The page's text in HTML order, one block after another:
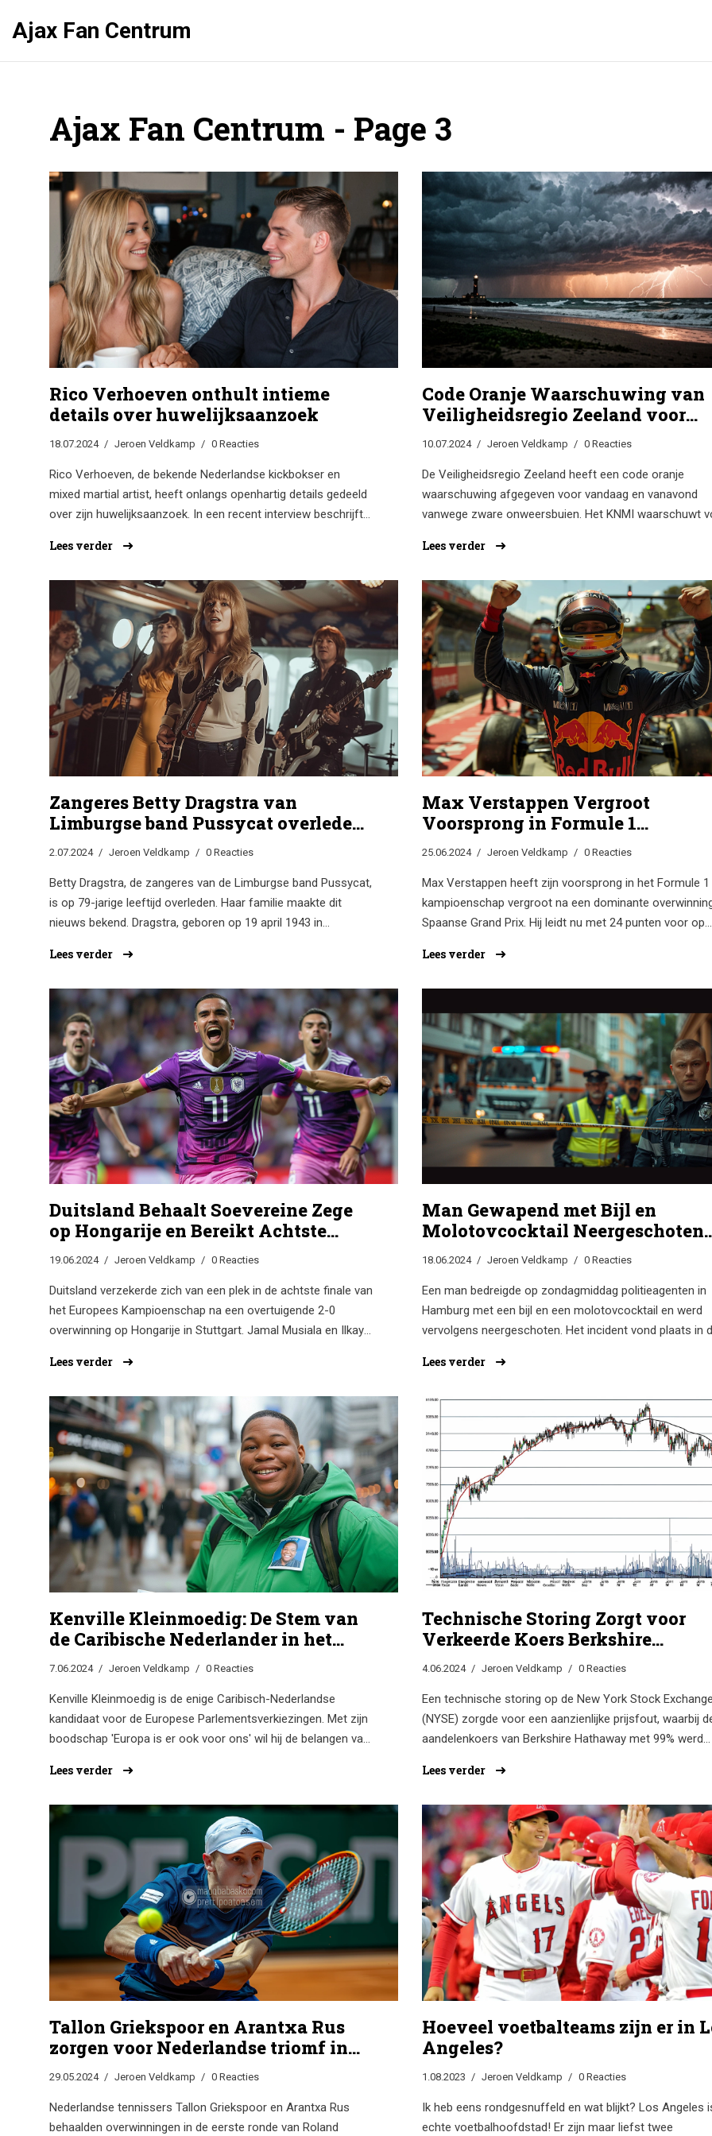
Ajax Fan Centrum
Ajax Fan Centrum - Page 3
Rico Verhoeven onthult intieme
details over huwelijksaanzoek
18.07.2024 Jeroen Veldkamp 0 Reacties
Rico Verhoeven, de bekende Nederlandse kickbokser en
mixed martial artist, heeft onlangs openhartig details gedeeld
over zijn huwelijksaanzoek. In een recent interview beschrijft
zijn aanzoek, wat een kijkje biedt in zijn persoonlijke leven en
Lees verder
Code Oranje Waarschuwing van
Veiligheidsregio Zeeland voor
Hevige Onweersbuien Vandaag
10.07.2024 Jeroen Veldkamp 0 Reacties
De Veiligheidsregio Zeeland heeft een code oranje
waarschuwing afgegeven voor vandaag en vanavond
vanwege zware onweersbuien. Het KNMI waarschuwt
geadviseerd om binnen te blijven en losse voorwerpen
vanavond.
Lees verder
Zangeres Betty Dragstra van
Limburgse band Pussycat overleden
op 79-jarige leeftijd
2.07.2024 Jeroen Veldkamp 0 Reacties
Betty Dragstra, de zangeres van de Limburgse band Pussycat,
is op 79-jarige leeftijd overleden. Haar familie maakte dit
nieuws bekend. Dragstra, geboren op 19 april 1943 in
zussen Toni en Marianne. De band behaalde internationale
Lees verder
Max Verstappen Vergroot
Voorsprong in Formule 1
Kampioenschap na Spaanse Grand
Prix
25.06.2024 Jeroen Veldkamp 0 Reacties
Max Verstappen heeft zijn voorsprong in het Formule 1
kampioenschap vergroot na een dominante
Spaanse Grand Prix. Hij leidt nu met 24 punten voor op
ongewijzigd, met Fernando Alonso en Lewis Hamilton op
Lees verder
Duitsland Behaalt Soevereine Zege
op Hongarije en Bereikt Achtste
Finale EK
19.06.2024 Jeroen Veldkamp 0 Reacties
Duitsland verzekerde zich van een plek in de achtste finale van
het Europees Kampioenschap na een overtuigende 2-0
overwinning op Hongarije in Stuttgart. Jamal Musiala en Ilkay
een cruciale rol speelde in het doel. Deze overwinning
markeerde een record voor Duitsland met zeven doelpunten in
de groepsfase.
Lees verder
Man Gewapend met Bijl en
Molotovcocktail Neergeschoten
door Politie in Hamburgs Rosse
18.06.2024 Jeroen Veldkamp 0 Reacties
Een man bedreigde op zondagmiddag politieagenten in
Hamburg met een bijl en een molotovcocktail en werd
vervolgens neergeschoten. Het incident vond plaats in
Politie zette eerst pepperspray in, maar moest uiteindelijk
Lees verder
Kenville Kleinmoedig: De Stem van
de Caribische Nederlander in het
Europees Parlement
7.06.2024 Jeroen Veldkamp 0 Reacties
Kenville Kleinmoedig is de enige Caribisch-Nederlandse
kandidaat voor de Europese Parlementsverkiezingen. Met zijn
boodschap 'Europa is er ook voor ons' wil hij de belangen van
zetten. Zijn politieke betrokkenheid ontstond tijdens zijn
master in European Governance.
Lees verder
Technische Storing Zorgt voor
Verkeerde Koers Berkshire
Hathaway: Aandelen NYSE
met 99%
4.06.2024 Jeroen Veldkamp 0 Reacties
Een technische storing op de New York Stock Exchange
(NYSE) zorgde voor een aanzienlijke prijsfout, waarbij
aandelenkoers van Berkshire Hathaway met 99% werd
zorgen baarde onder investeerders. Het incident kwam
problemen, wat tot vertragingen bij verschillende
leidde.
Lees verder
Tallon Griekspoor en Arantxa Rus
zorgen voor Nederlandse triomf in
eerste ronde Roland Garros
29.05.2024 Jeroen Veldkamp 0 Reacties
Nederlandse tennissers Tallon Griekspoor en Arantxa Rus
behaalden overwinningen in de eerste ronde van Roland
Hoeveel voetbalteams zijn er in
Angeles?
1.08.2023 Jeroen Veldkamp 0 Reacties
Ik heb eens rondgesnuffeld en wat blijkt? Los Angeles
echte voetbalhoofdstad! Er zijn maar liefst twee